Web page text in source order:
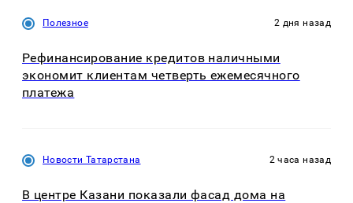
Полезное 2 дня назад
Рефинансирование кредитов наличными
экономит клиентам четверть ежемесячного
платежа
Новости Татарстана 2 часа назад
В центре Казани показали фасад дома на